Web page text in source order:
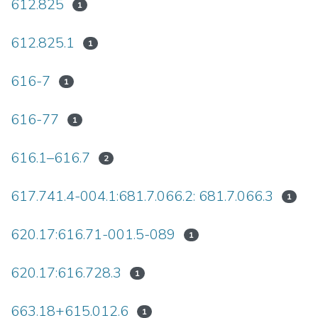
612.825 1
612.825.1 1
616-7 1
616-77 1
616.1–616.7 2
617.741.4-004.1:681.7.066.2: 681.7.066.3 1
620.17:616.71-001.5-089 1
620.17:616.728.3 1
663.18+615.012.6 1